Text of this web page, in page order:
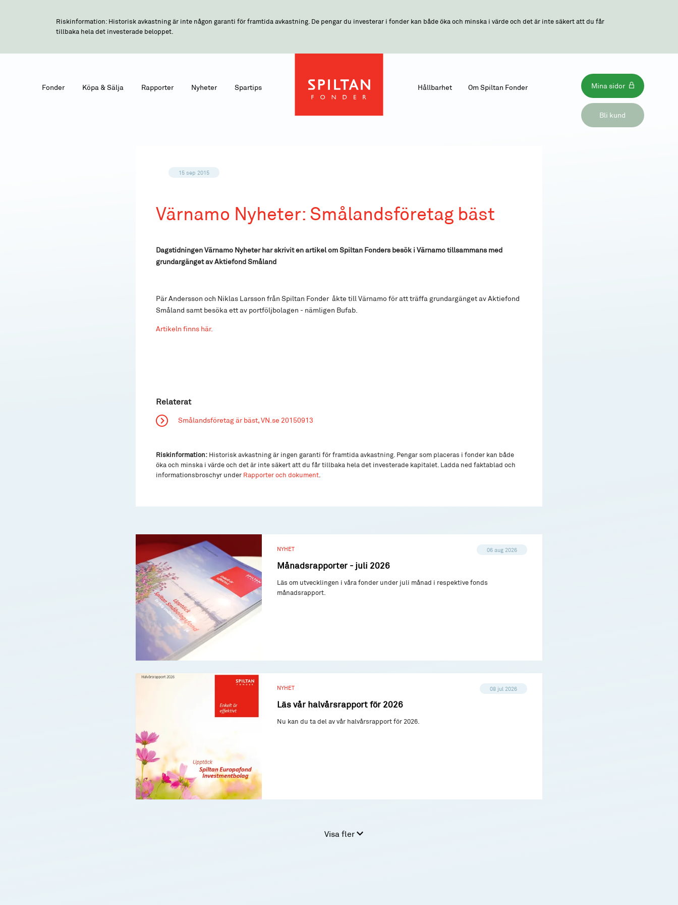
Riskinformation: Historisk avkastning är inte någon garanti för framtida avkastning. De pengar du investerar i fonder kan både öka och minska i värde och det är inte säkert att du får
tillbaka hela det investerade beloppet.
Bli kund
Mina sidor
Fonder Köpa & Sälja Rapporter Nyheter Spartips Om Spiltan Fonder
Hållbarhet
15 sep 2015
Värnamo Nyheter: Smålandsföretag bäst
Dagstidningen Värnamo Nyheter har skrivit en artikel om Spiltan Fonders besök i Värnamo tillsammans med
grundargänget av Aktiefond Småland
Pär Andersson och Niklas Larsson från Spiltan Fonder åkte till Värnamo för att träffa grundargänget av Aktiefond
Småland samt besöka ett av portföljbolagen - nämligen Bufab.
Artikeln finns här.
Relaterat
Smålandsföretag är bäst, VN.se 20150913
Riskinformation:Historisk avkastning är ingen garanti för framtida avkastning. Pengar som placeras i fonder kan både
öka och minska i värde och det är inte säkert att du får tillbaka hela det investerade kapitalet. Ladda ned faktablad och
informationsbroschyr under Rapporter och dokument.
NYHET 06 aug 2026
Månadsrapporter - juli 2026
Läs om utvecklingen i våra fonder under juli månad i respektive fonds
månadsrapport.
NYHET 08 jul 2026
Läs vår halvårsrapport för 2026
Nu kan du ta del av vår halvårsrapport för 2026.
Visa fler